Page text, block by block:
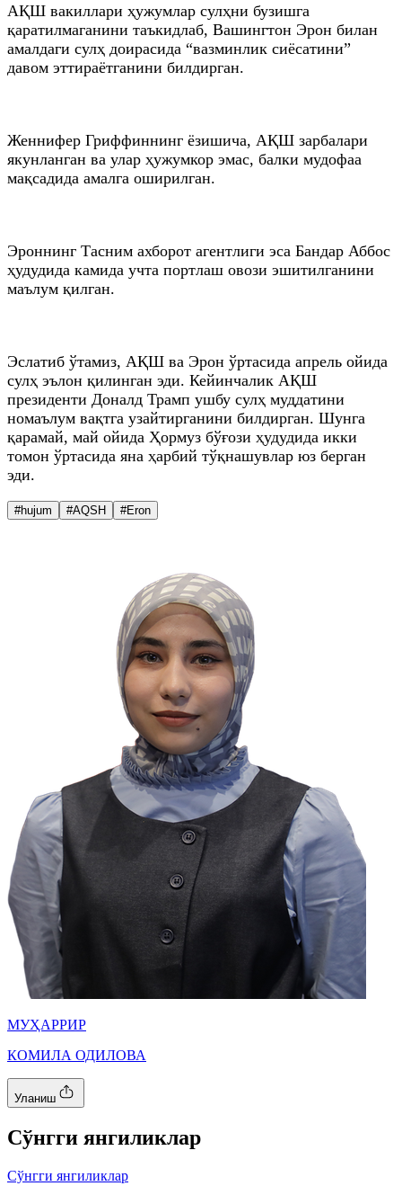
АҚШ вакиллари ҳужумлар сулҳни бузишга
қаратилмаганини таъкидлаб, Вашингтон Эрон билан
амалдаги сулҳ доирасида “вазминлик сиёсатини”
давом эттираётганини билдирган.
Женнифер Гриффиннинг ёзишича, АҚШ зарбалари
якунланган ва улар ҳужумкор эмас, балки мудофаа
мақсадида амалга оширилган.
Эроннинг Тасним ахборот агентлиги эса Бандар Аббос
ҳудудида камида учта портлаш овози эшитилганини
маълум қилган.
Эслатиб ўтамиз, АҚШ ва Эрон ўртасида апрель ойида
сулҳ эълон қилинган эди. Кейинчалик АҚШ
президенти Доналд Трамп ушбу сулҳ муддатини
номаълум вақтга узайтирганини билдирган. Шунга
қарамай, май ойида Ҳормуз бўғози ҳудудида икки
томон ўртасида яна ҳарбий тўқнашувлар юз берган
эди.
#hujum #AQSH #Eron
МУҲАРРИР
КОМИЛА ОДИЛОВА
Уланиш
Cўнгги янгиликлар
Cўнгги янгиликлар